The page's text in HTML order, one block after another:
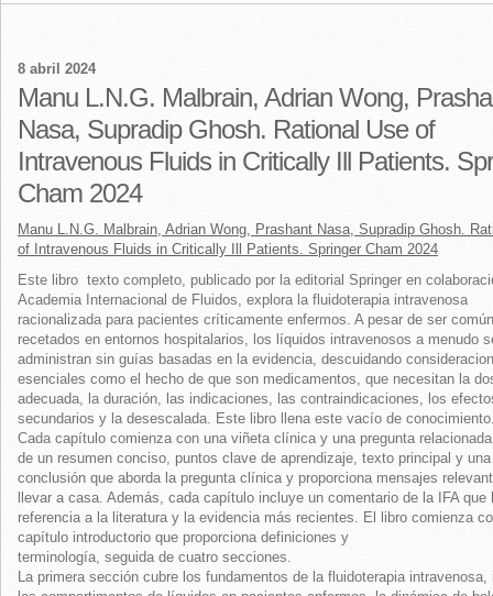
8 abril 2024
Manu L.N.G. Malbrain, Adrian Wong,
Nasa, Supradip Ghosh. Rational Use of
Intravenous Fluids in Critically Ill Patients.
Cham 2024
Manu L.N.G. Malbrain, Adrian Wong, Prashant Nasa, Supradip Ghosh.
of Intravenous Fluids in Critically Ill Patients. Springer Cham 2024
Este libro texto completo, publicado por la editorial Springer en
Academia Internacional de Fluidos, explora la fluidoterapia intravenosa
racionalizada para pacientes críticamente enfermos. A pesar de ser
recetados en entornos hospitalarios, los líquidos intravenosos a menudo
administran sin guías basadas en la evidencia, descuidando
esenciales como el hecho de que son medicamentos, que necesitan la
adecuada, la duración, las indicaciones, las contraindicaciones, los
secundarios y la desescalada. Este libro llena este vacío de
Cada capítulo comienza con una viñeta clínica y una pregunta
de un resumen conciso, puntos clave de aprendizaje, texto principal y una
conclusión que aborda la pregunta clínica y proporciona mensajes
llevar a casa. Además, cada capítulo incluye un comentario de la IFA que
referencia a la literatura y la evidencia más recientes. El libro comienza
capítulo introductorio que proporciona definiciones y
terminología, seguida de cuatro secciones.
La primera sección cubre los fundamentos de la fluidoterapia intravenosa,